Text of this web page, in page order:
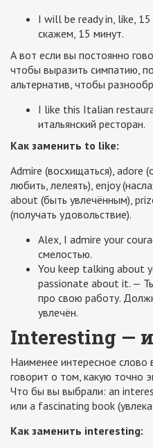
I will be ready in, like,
скажем, 15 минут.
А вот если вы постоянно
чтобы выразить симпатию,
альтернатив, чтобы
I like this Italian
итальянский ресторан.
Как заменить to like:
Admire (восхищаться), adore
любить, лелеять), enjoy
about (быть увлечённым),
(получать удовольствие).
Alex, I admire your
смелостью.
You keep talking about
passionate about it. —
про свою работу.
увлечён.
Interesting —
Наименее интересное слово
говорит о том, какую точно
Что бы вы выбрали: an
или a fascinating book
Как заменить interesting: